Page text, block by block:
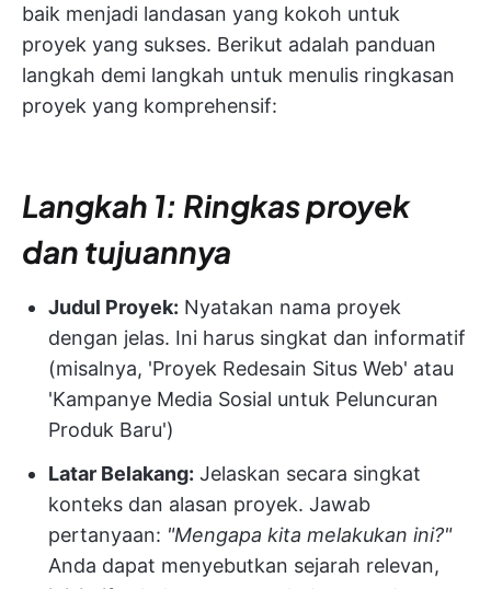
baik menjadi landasan yang kokoh untuk
proyek yang sukses. Berikut adalah panduan
langkah demi langkah untuk menulis ringkasan
proyek yang komprehensif:
Langkah 1: Ringkas proyek
dan tujuannya
Judul Proyek: Nyatakan nama proyek
dengan jelas. Ini harus singkat dan informatif
(misalnya, 'Proyek Redesain Situs Web' atau
'Kampanye Media Sosial untuk Peluncuran
Produk Baru')
Latar Belakang: Jelaskan secara singkat
konteks dan alasan proyek. Jawab
pertanyaan: "Mengapa kita melakukan ini?"
Anda dapat menyebutkan sejarah relevan,